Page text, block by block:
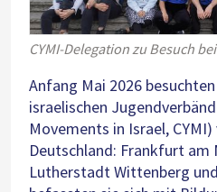
CYMI-Delegation zu Besuch
Anfang Mai 2026
israelischen
Movements in Israel,
Deutschland: Frankfurt am
Lutherstadt Wittenberg